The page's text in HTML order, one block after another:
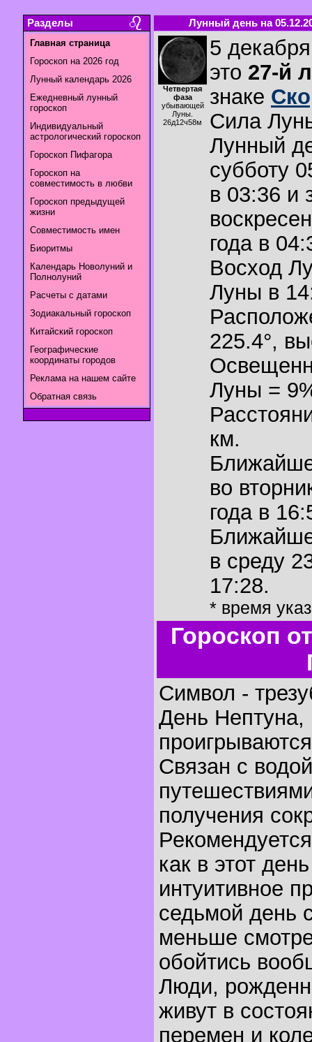
Разделы
Главная страница
Гороскоп на 2026 год
Лунный календарь 2026
Ежедневный лунный
гороскоп
Индивидуальный
астрологический гороскоп
Гороскоп Пифагора
Гороскоп на
совместимость в любви
Гороскоп предыдущей
жизни
Совместимость имен
Биоритмы
Календарь Новолуний и
Полнолуний
Расчеты с датами
Зодиакальный гороскоп
Китайский гороскоп
Географические
координаты городов
Реклама на нашем сайте
Обратная связь
Лунный день на
Четвертая
фаза
убывающей
Луны.
26д12ч58м
5
это 27-й
знаке
Сила
Лунный
субботу
в 03:36 и
года в
Восход
Луны в
225.4°,
Луны =
км.
во
года в
в среду
17:28.
* время
Гороскоп
Символ -
День Нептуна,
Связан с
получения
как в этот
интуитивное
седьмой день
меньше
обойтись
Люди,
живут в
перемен и